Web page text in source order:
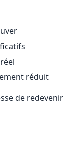
réduit
de redevenir